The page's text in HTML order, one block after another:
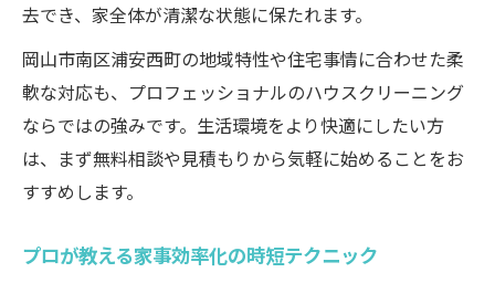
去でき、家全体が清潔な状態に保たれます。
岡山市南区浦安西町の地域特性や住宅事情に合わせた柔
軟な対応も、プロフェッショナルのハウスクリーニング
ならではの強みです。生活環境をより快適にしたい方
は、まず無料相談や見積もりから気軽に始めることをお
すすめします。
プロが教える家事効率化の時短テクニック